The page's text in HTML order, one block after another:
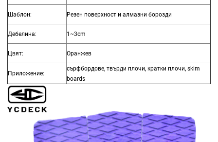
Шаблон: Резен поверхност и алмазни борозди
Дебелина: 1~3cm
Цвят: Оранжев
Приложение:
сърфбордове, твърди плочи, кратки плочи, skim
boards